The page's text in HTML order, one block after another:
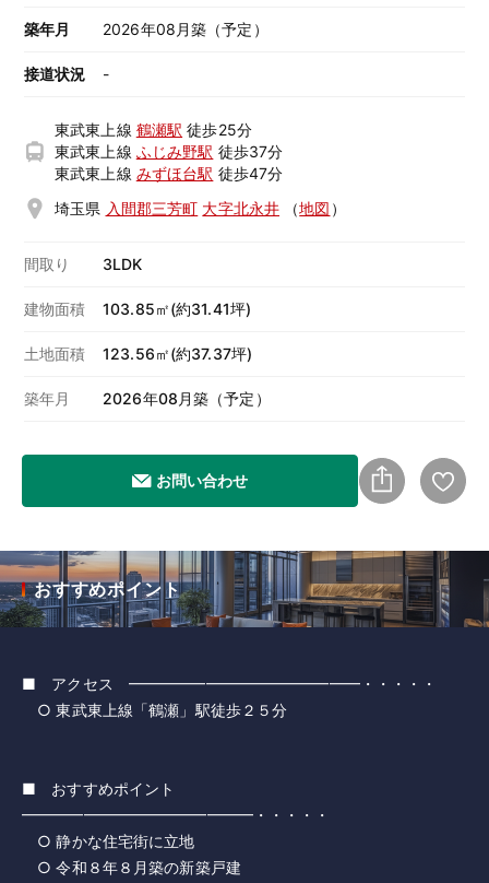
築年月 2026年08月築（予定）
接道状況 -
東武東上線 鶴瀬駅 徒歩25分
東武東上線 ふじみ野駅 徒歩37分
東武東上線 みずほ台駅 徒歩47分
埼玉県 入間郡三芳町 大字北永井 （地図 ）
間取り 3LDK
建物面積 103.85㎡(約31.41坪)
土地面積 123.56㎡(約37.37坪)
築年月 2026年08月築（予定）
お問い合わせ
おすすめポイント
■ アクセス ━━━━━━━━━━━━━━━・・・・・
○ 東武東上線「鶴瀬」駅徒歩２５分
■ おすすめポイント
━━━━━━━━━━━━━━━・・・・・
○ 静かな住宅街に立地
○ 令和８年８月築の新築戸建